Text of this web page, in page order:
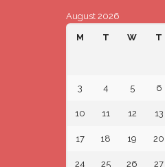
August 2026
M T W T
3 4 5 6
10 11 12 13
17 18 19 20
24 25 26 27